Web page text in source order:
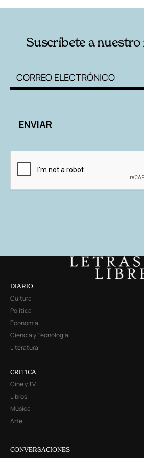
Suscríbete a
DIARIO
Cultura
Política
Economía
Ciencia y Tecnología
Literatura
CRITICA
Cine y TV
Libros
Música
Arte
CONVERSACIONES